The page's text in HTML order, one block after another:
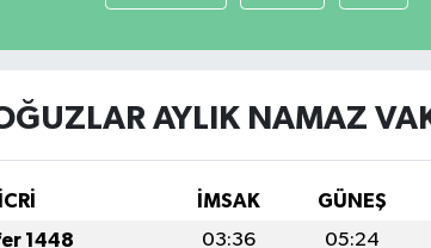
AYLIK NAMAZ
İMSAK GÜNEŞ
1448 03:36 05:24